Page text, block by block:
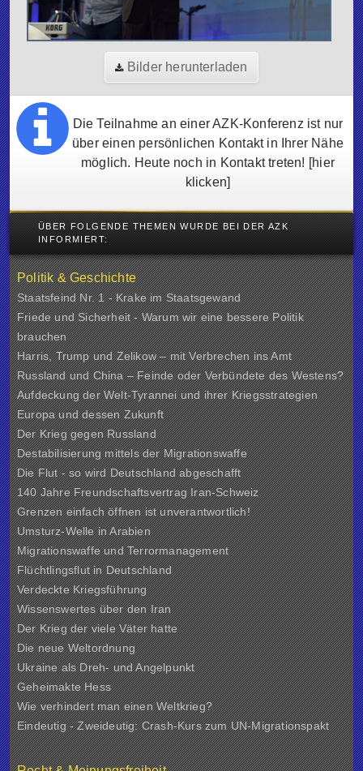
Bilder herunterladen
Die Teilnahme an einer AZK-Konferenz ist nur
über einen persönlichen Kontakt in Ihrer Nähe
möglich. Heute noch in Kontakt treten! [hier
klicken]
ÜBER FOLGENDE THEMEN WURDE BEI DER AZK
INFORMIERT:
Politik & Geschichte
Staatsfeind Nr. 1 - Krake im Staatsgewand
Friede und Sicherheit - Warum wir eine bessere Politik
brauchen
Harris, Trump und Zelikow – mit Verbrechen ins Amt
Russland und China – Feinde oder Verbündete des Westens?
Aufdeckung der Welt-Tyrannei und ihrer Kriegsstrategien
Europa und dessen Zukunft
Der Krieg gegen Russland
Destabilisierung mittels der Migrationswaffe
Die Flut - so wird Deutschland abgeschafft
140 Jahre Freundschaftsvertrag Iran-Schweiz
Grenzen einfach öffnen ist unverantwortlich!
Umsturz-Welle in Arabien
Migrationswaffe und Terrormanagement
Flüchtlingsflut in Deutschland
Verdeckte Kriegsführung
Wissenswertes über den Iran
Der Krieg der viele Väter hatte
Die neue Weltordnung
Ukraine als Dreh- und Angelpunkt
Geheimakte Hess
Wie verhindert man einen Weltkrieg?
Eindeutig - Zweideutig: Crash-Kurs zum UN-Migrationspakt